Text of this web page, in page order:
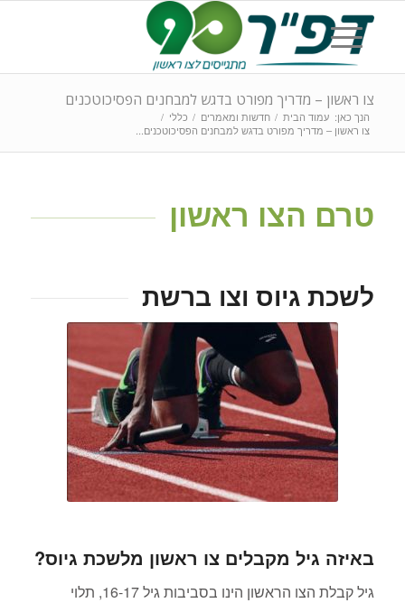
צו ראשון – מדריך מפורט בדגש למבחנים הפסיכוטכנים
הנך כאן: עמוד הבית / חדשות ומאמרים / כללי /
צו ראשון – מדריך מפורט בדגש למבחנים הפסיכוטכנים...
טרם הצו ראשון
לשכת גיוס וצו ברשת
באיזה גיל מקבלים צו ראשון מלשכת גיוס?
גיל קבלת הצו הראשון הינו בסביבות גיל 16-17, תלוי